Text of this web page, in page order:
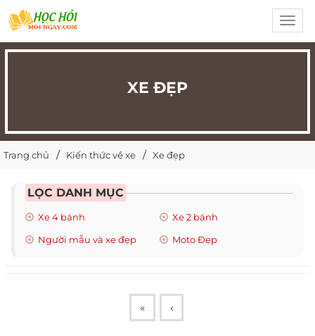
XE ĐẸP
Trang chủ Kiến thức về xe Xe đẹp
LỌC DANH MỤC
Xe 4 bánh
Xe 2 bánh
Người mẫu và xe đẹp
Moto Đẹp
« ‹